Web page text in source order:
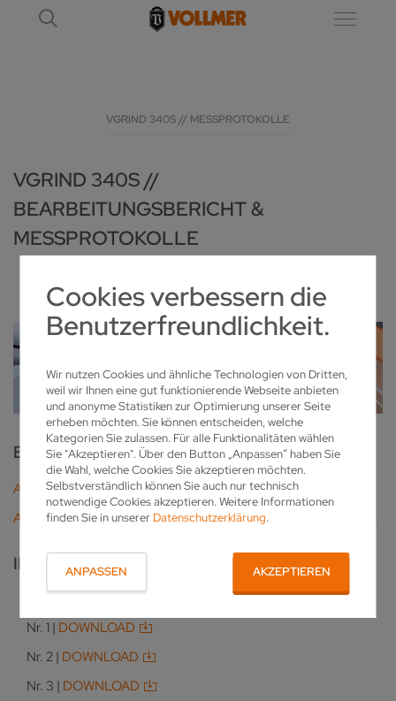
Cookies verbessern die
Benutzerfreundlichkeit.
Wir nutzen Cookies und ähnliche Technologien von Dritten,
weil wir Ihnen eine gut funktionierende Webseite anbieten
und anonyme Statistiken zur Optimierung unserer Seite
erheben möchten. Sie können entscheiden, welche
Kategorien Sie zulassen. Für alle Funktionalitäten wählen
Sie "Akzeptieren". Über den Button „Anpassen“ haben Sie
die Wahl, welche Cookies Sie akzeptieren möchten.
Selbstverständlich können Sie auch nur technisch
notwendige Cookies akzeptieren. Weitere Informationen
finden Sie in unserer Datenschutzerklärung.
ANPASSEN AKZEPTIEREN
VGRIND 340S // MESSPROTOKOLLE
VGRIND 340S //
BEARBEITUNGSBERICHT &
MESSPROTOKOLLE
BEARBEITUNGSBERICHT
ALLGEMEINER BEARBEITUNGSBERICHT FRÄSER
ALLGEMEINER BEARBEITUNGSBERICHT BOHRER
IHR PERSÖNLICHER MESSBERICHT:
Nr. 1 | DOWNLOAD
Nr. 2 | DOWNLOAD
Nr. 3 | DOWNLOAD